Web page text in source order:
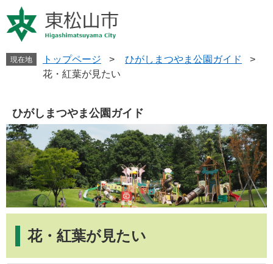
ー
ジ
ニ
ュ
文
へ
現在地 トップページ > ひがしまつやま公園ガイド
>
花・紅葉が見たい
ひがしまつやま公園ガイド
花・紅葉が見たい